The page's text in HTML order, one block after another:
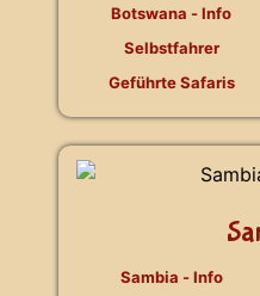
Botswana - Info
Selbstfahrer
Geführte Safaris
Sambia - Info